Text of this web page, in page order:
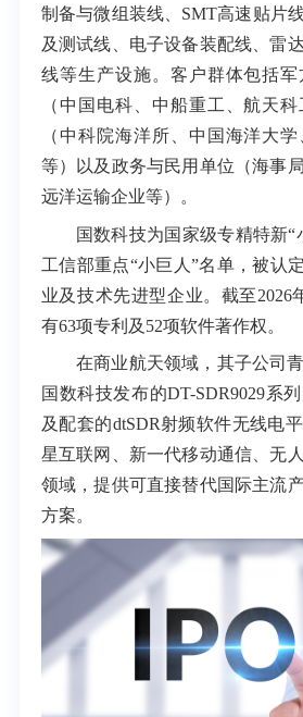
制备与微组装线、SMT高速贴片
及测试线、电子设备装配线、雷
线等生产设施。客户群体包括
（中国电科、中船重工、航天
（中科院海洋所、中国海洋大
等）以及政务与民用单位（海事
远洋运输企业等）。
国数科技为国家级专精特新“
工信部重点“小巨人”名单，被认
业及技术先进型企业。截至2026
有63项专利及52项软件著作权。
在商业航天领域，其子公司
国数科技发布的DT-SDR9029系
及配套的dtSDR射频软件无线电
星互联网、新一代移动通信、无
领域，提供可直接替代国际主流
方案。